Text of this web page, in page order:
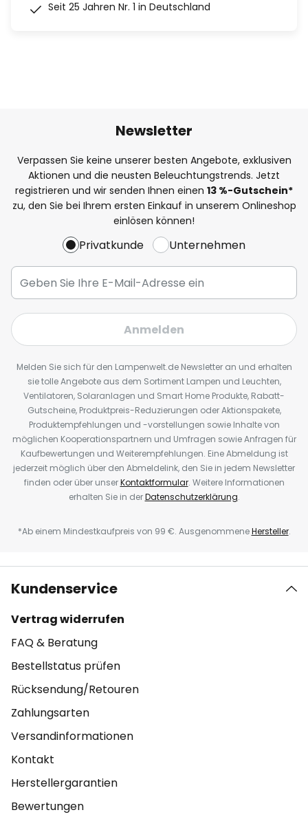
Seit 25 Jahren Nr. 1 in Deutschland
Newsletter
Verpassen Sie keine unserer besten Angebote, exklusiven
Aktionen und die neusten Beleuchtungstrends. Jetzt
registrieren und wir senden Ihnen einen 13 %-Gutschein*
zu, den Sie bei Ihrem ersten Einkauf in unserem Onlineshop
einlösen können!
Privatkunde Unternehmen
Anmelden
Melden Sie sich für den Lampenwelt.de Newsletter an und erhalten
sie tolle Angebote aus dem Sortiment Lampen und Leuchten,
Ventilatoren, Solaranlagen und Smart Home Produkte, Rabatt-
Gutscheine, Produktpreis-Reduzierungen oder Aktionspakete,
Produktempfehlungen und -vorstellungen sowie Inhalte von
möglichen Kooperationspartnern und Umfragen sowie Anfragen für
Kaufbewertungen und Weiterempfehlungen. Eine Abmeldung ist
jederzeit möglich über den Abmeldelink, den Sie in jedem Newsletter
finden oder über unserKontaktformular. Weitere Informationen
erhalten Sie in derDatenschutzerklärung.
*Ab einem Mindestkaufpreis von 99 €. AusgenommeneHersteller.
Kundenservice
Vertrag widerrufen
FAQ & Beratung
Bestellstatus prüfen
Rücksendung/Retouren
Zahlungsarten
Versandinformationen
Kontakt
Herstellergarantien
Bewertungen